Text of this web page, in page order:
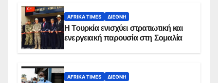
AFRIKA TIMES ΔΙΕΘΝΉ
Η Τουρκία ενισχύει στρατιωτική και
ενεργειακή παρουσία στη Σομαλία
AFRIKA TIMES ΔΙΕΘΝΉ